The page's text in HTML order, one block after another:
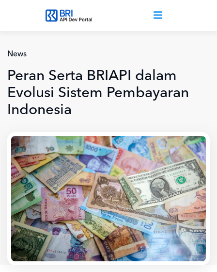
Lompat ke isi utama
News
Peran Serta BRIAPI dalam
Evolusi Sistem Pembayaran
Indonesia